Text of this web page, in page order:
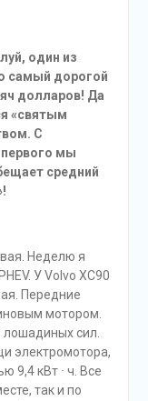
один из
самый дорогой
долларов! Да
«святым
С
первого мы
средний
Неделю я
У Volvo XC90
Передние
мотором.
лошадиных сил.
электромотора,
9,4 кВт · ч. Все
так и по